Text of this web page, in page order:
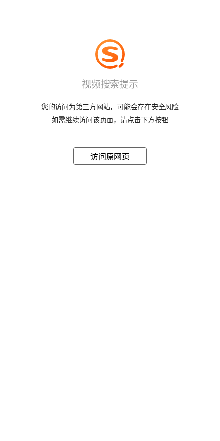
视频搜索提示
您的访问为第三方网站，可能会存在安全风险
如需继续访问该页面，请点击下方按钮
访问原网页